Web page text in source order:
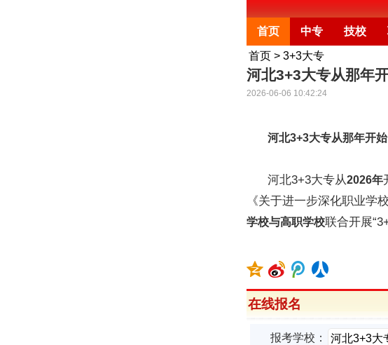
首页
中专 技校
首页 > 3+3大专
河北3+3大专从那年
2026-06-06 10:42:24
河北3+3大专从那年开始
河北3+3大专从2026年
《关于进一步深化职业学
学校与高职学校联合开展
在线报名
报考学校：